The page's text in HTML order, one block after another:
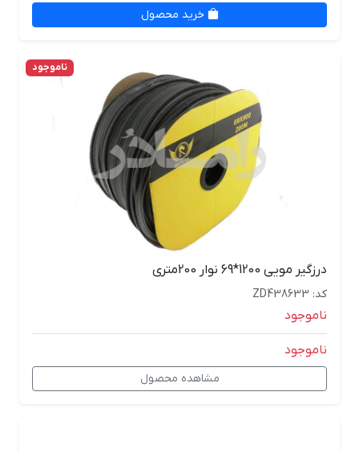
خرید محصول
ناموجود
درزگیر مویی 1200*69 نوار 200متری
کد: ZD438633
ناموجود
ناموجود
مشاهده محصول